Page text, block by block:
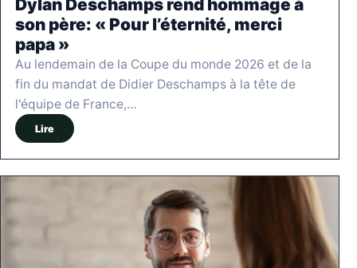
Dylan Deschamps rend hommage à
son père: « Pour l’éternité, merci
papa »
Au lendemain de la Coupe du monde 2026 et de la
fin du mandat de Didier Deschamps à la tête de
l'équipe de France,…
Lire